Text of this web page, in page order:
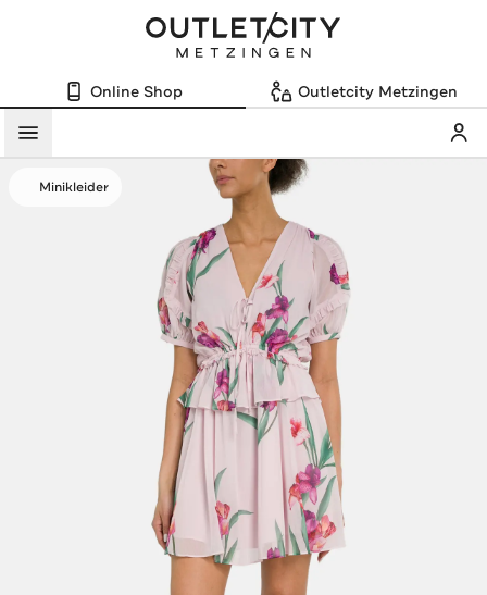
Online Shop Outletcity Metzingen
Menü
Minikleider